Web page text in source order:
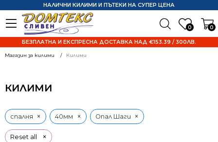
0 0
НАЛИЧНИ КИЛИМИ И ПЪТЕКИ НА СУПЕР ЦЕНА
БЕЗПЛАТНА И ЕКСПРЕСНА ДОСТАВКА НАД €153.39 / 300ЛВ.
Магазин за килими Килими
КИЛИМИ
Reset all ×
спалня × 40мм × Опал Шаги ×